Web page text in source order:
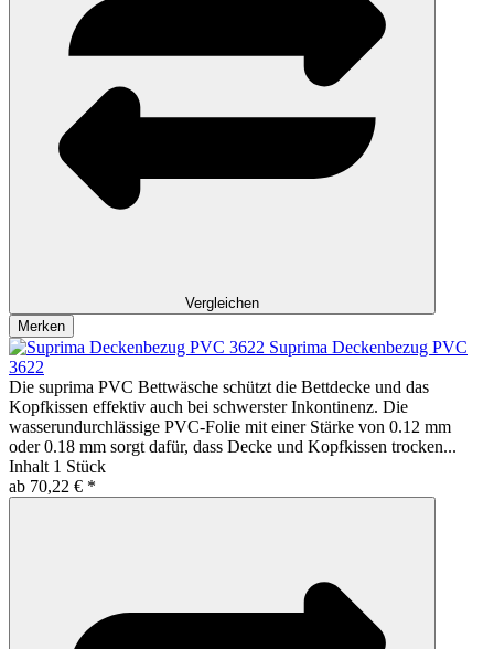
Vergleichen
Merken
Suprima Deckenbezug PVC
3622
Die suprima PVC Bettwäsche schützt die Bettdecke und das
Kopfkissen effektiv auch bei schwerster Inkontinenz. Die
wasserundurchlässige PVC-Folie mit einer Stärke von 0.12 mm
oder 0.18 mm sorgt dafür, dass Decke und Kopfkissen trocken...
Inhalt 1 Stück
ab 70,22 € *